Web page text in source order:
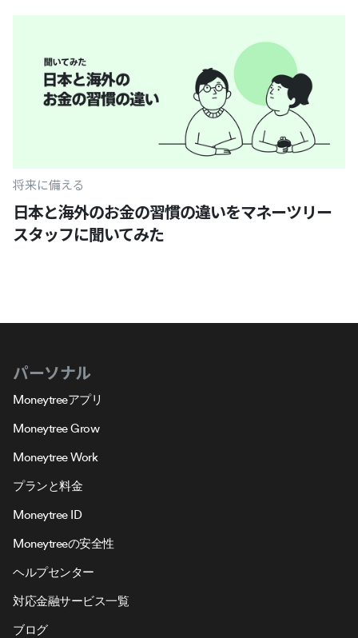
将来に備える
日本と海外のお金の習慣の違いをマネーツリー
スタッフに聞いてみた
パーソナル
Moneytreeアプリ
Moneytree Grow
Moneytree Work
プランと料金
Moneytree ID
Moneytreeの安全性
ヘルプセンター
対応金融サービス一覧
ブログ